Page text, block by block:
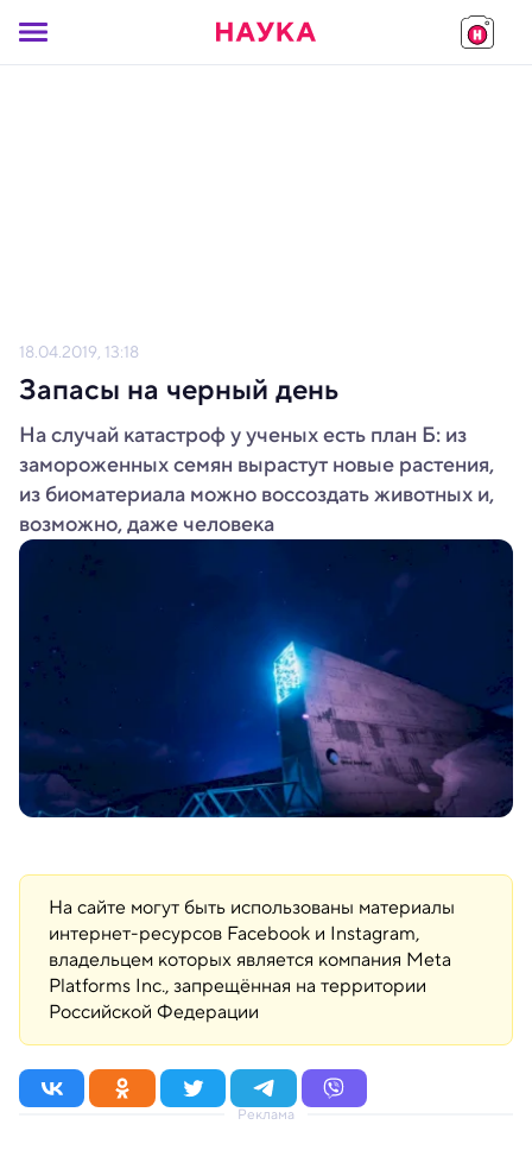
18.04.2019, 13:18
Запасы на черный день
На случай катастроф у ученых есть план Б: из
замороженных семян вырастут новые растения,
из биоматериала можно воссоздать животных и,
возможно, даже человека
На сайте могут быть использованы материалы
интернет-ресурсов Facebook и Instagram,
владельцем которых является компания Meta
Platforms Inc., запрещённая на территории
Российской Федерации
Реклама